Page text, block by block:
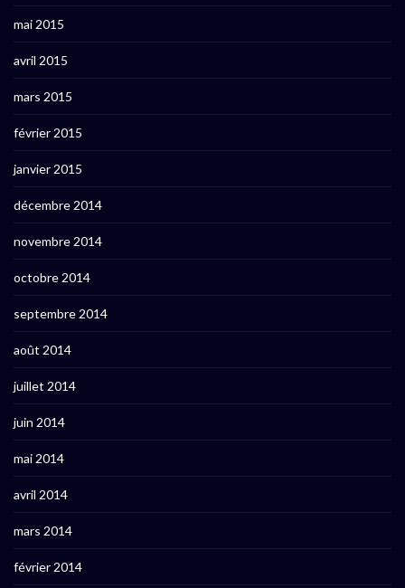
mai 2015
avril 2015
mars 2015
février 2015
janvier 2015
décembre 2014
novembre 2014
octobre 2014
septembre 2014
août 2014
juillet 2014
juin 2014
mai 2014
avril 2014
mars 2014
février 2014